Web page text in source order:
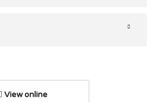
View online